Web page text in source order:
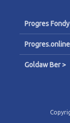
Progres
Goldaw Ber >